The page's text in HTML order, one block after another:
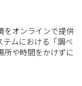
をオンラインで提供
テムにおける「調べ
所や時間をかけずに